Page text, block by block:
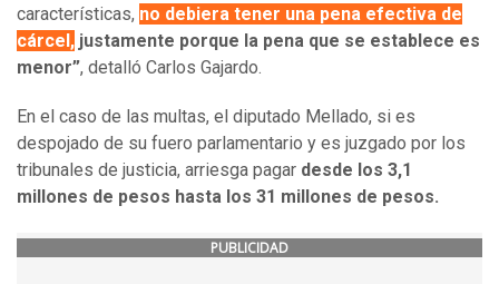
características, no debiera tener una pena efectiva de
cárcel, justamente porque la pena que se establece es
menor”, detalló Carlos Gajardo.
En el caso de las multas, el diputado Mellado, si es
despojado de su fuero parlamentario y es juzgado por los
tribunales de justicia, arriesga pagar desde los 3,1
millones de pesos hasta los 31 millones de pesos.
PUBLICIDAD